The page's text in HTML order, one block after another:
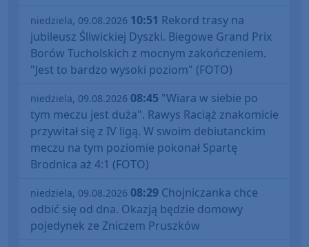
niedziela, 09.08.2026 10:51 Rekord trasy na
jubileusz Śliwickiej Dyszki. Biegowe Grand Prix
Borów Tucholskich z mocnym zakończeniem.
"Jest to bardzo wysoki poziom" (FOTO)
niedziela, 09.08.2026 08:45 "Wiara w siebie po
tym meczu jest duża". Rawys Raciąż znakomicie
przywitał się z IV ligą. W swoim debiutanckim
meczu na tym poziomie pokonał Spartę
Brodnica aż 4:1 (FOTO)
niedziela, 09.08.2026 08:29 Chojniczanka chce
odbić się od dna. Okazją będzie domowy
pojedynek ze Zniczem Pruszków